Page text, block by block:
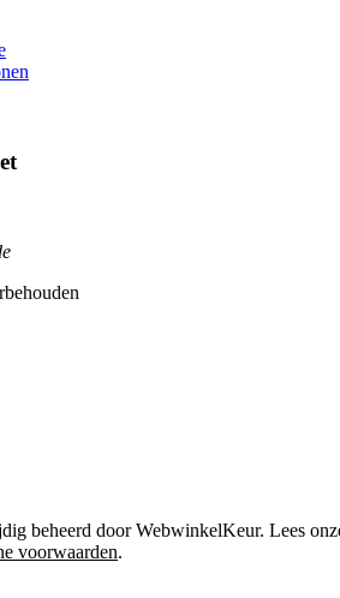
beheerd door WebwinkelKeur. Lees
voorwaarden.